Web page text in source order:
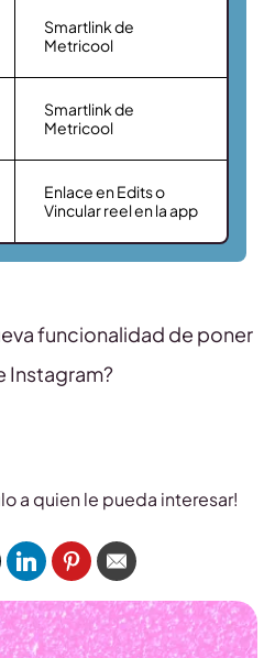
Smartlink de
Metricool
Smartlink de
Metricool
Enlace en Edits o
Vincular reel en la app
funcionalidad de poner
Instagram?
a quien le pueda interesar!